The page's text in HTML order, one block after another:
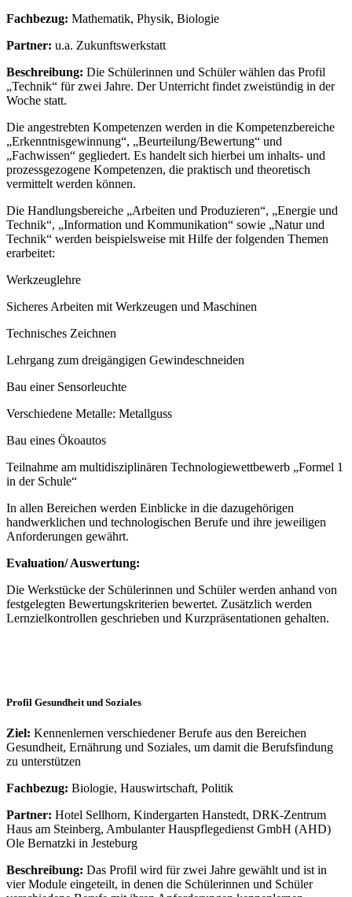
Fachbezug: Mathematik, Physik, Biologie
Partner: u.a. Zukunftswerkstatt
Beschreibung: Die Schülerinnen und Schüler wählen das Profil
„Technik“ für zwei Jahre. Der Unterricht findet zweistündig in der
Woche statt.
Die angestrebten Kompetenzen werden in die Kompetenzbereiche
„Erkenntnisgewinnung“, „Beurteilung/Bewertung“ und
„Fachwissen“ gegliedert. Es handelt sich hierbei um inhalts- und
prozessgezogene Kompetenzen, die praktisch und theoretisch
vermittelt werden können.
Die Handlungsbereiche „Arbeiten und Produzieren“, „Energie und
Technik“, „Information und Kommunikation“ sowie „Natur und
Technik“ werden beispielsweise mit Hilfe der folgenden Themen
erarbeitet:
Werkzeuglehre
Sicheres Arbeiten mit Werkzeugen und Maschinen
Technisches Zeichnen
Lehrgang zum dreigängigen Gewindeschneiden
Bau einer Sensorleuchte
Verschiedene Metalle: Metallguss
Bau eines Ökoautos
Teilnahme am multidisziplinären Technologiewettbewerb „Formel 1
in der Schule“
In allen Bereichen werden Einblicke in die dazugehörigen
handwerklichen und technologischen Berufe und ihre jeweiligen
Anforderungen gewährt.
Evaluation/ Auswertung:
Die Werkstücke der Schülerinnen und Schüler werden anhand von
festgelegten Bewertungskriterien bewertet. Zusätzlich werden
Lernzielkontrollen geschrieben und Kurzpräsentationen gehalten.
Profil Gesundheit und Soziales
Ziel: Kennenlernen verschiedener Berufe aus den Bereichen
Gesundheit, Ernährung und Soziales, um damit die Berufsfindung
zu unterstützen
Fachbezug: Biologie, Hauswirtschaft, Politik
Partner: Hotel Sellhorn, Kindergarten Hanstedt, DRK-Zentrum
Haus am Steinberg, Ambulanter Hauspflegedienst GmbH (AHD)
Ole Bernatzki in Jesteburg
Beschreibung: Das Profil wird für zwei Jahre gewählt und ist in
vier Module eingeteilt, in denen die Schülerinnen und Schüler